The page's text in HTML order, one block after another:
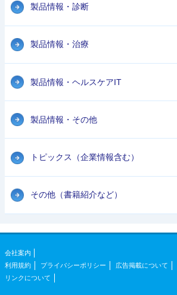
製品情報・診断
製品情報・治療
製品情報・ヘルスケアIT
製品情報・その他
トピックス（企業情報含む）
その他（書籍紹介など）
会社案内
利用規約
プライバシーポリシー
広告掲載について
リンクについて